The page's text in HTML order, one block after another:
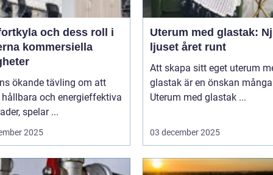
och dess roll i
kommersiella
ökande tävling om att
och energieffektiva
spelar ...
2025
Uterum med glastak:
ljuset året runt
Att skapa sitt eget uterum
glastak är en önskan
Uterum med glastak ...
03 december 2025